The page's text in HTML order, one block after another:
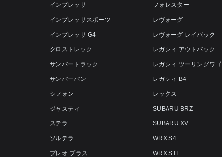
インプレッサ
インプレッサスポーツ
インプレッサ G4
クロストレック
サンバートラック
サンバーバン
シフォン
ジャスティ
ステラ
ソルテラ
プレオ プラス
フォレスター
レヴォーグ
レヴォーグ レイバック
レガシィ アウトバック
レガシィ ツーリングワ
レガシィ B4
レックス
SUBARU BRZ
SUBARU XV
WRX S4
WRX STI